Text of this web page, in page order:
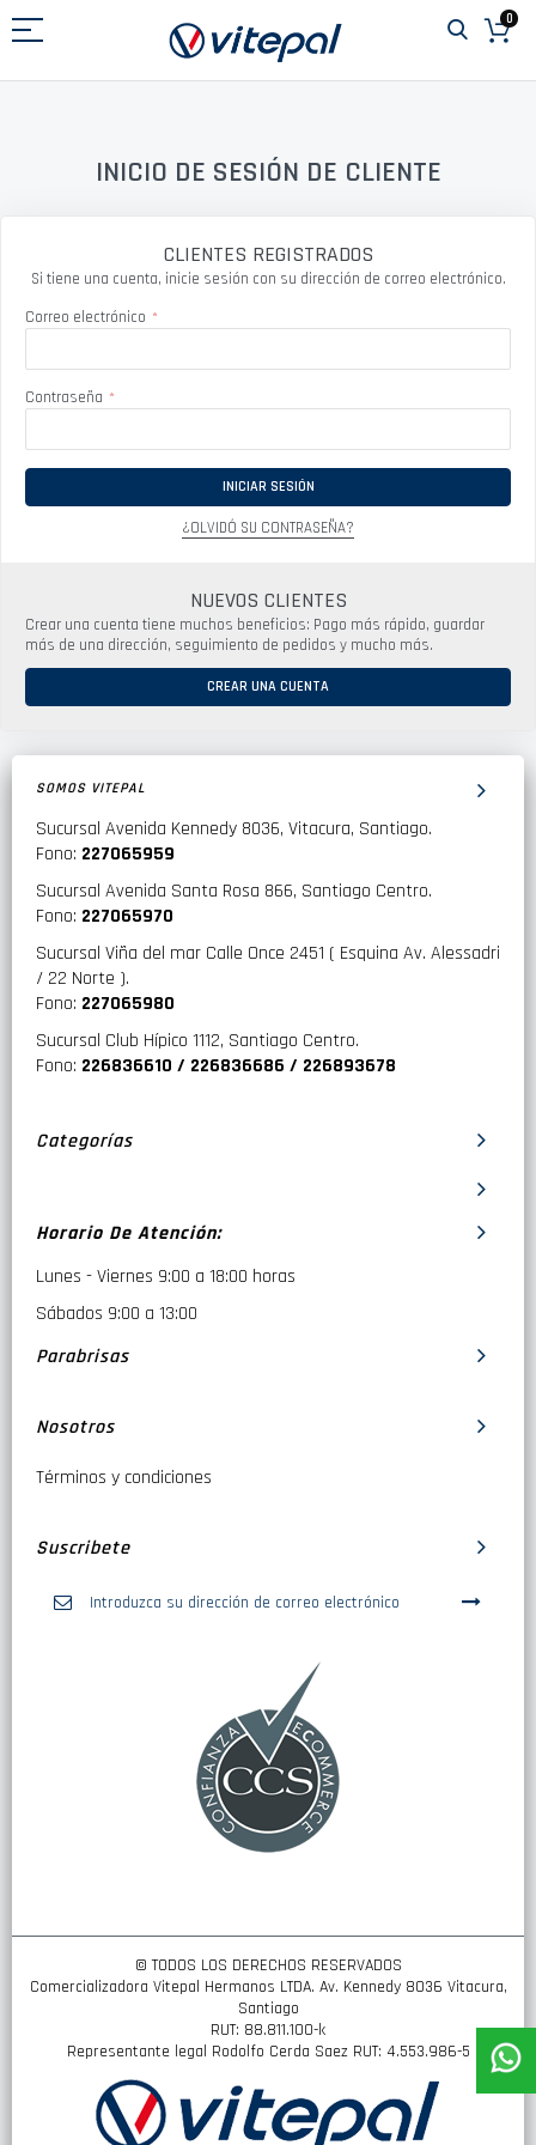
al
0
INICIO DE SESIÓN DE CLIENTE
CLIENTES REGISTRADOS
Si tiene una cuenta, inicie sesión con su dirección de correo electrónico.
Correo electrónico
Contraseña
INICIAR SESIÓN
¿OLVIDÓ SU CONTRASEÑA?
NUEVOS CLIENTES
Crear una cuenta tiene muchos beneficios: Pago más rápido, guardar
más de una dirección, seguimiento de pedidos y mucho más.
CREAR UNA CUENTA
SOMOS VITEPAL
Sucursal Avenida Kennedy 8036, Vitacura, Santiago.
Fono: 227065959
Sucursal Avenida Santa Rosa 866, Santiago Centro.
Fono: 227065970
Sucursal Viña del mar Calle Once 2451 ( Esquina Av. Alessadri
/ 22 Norte ).
Fono: 227065980
Sucursal Club Hípico 1112, Santiago Centro.
Fono: 226836610 / 226836686 / 226893678
Categorías
Horario De Atención:
Lunes - Viernes 9:00 a 18:00 horas
Sábados 9:00 a 13:00
Parabrisas
Nosotros
Términos y condiciones
Suscribete
© TODOS LOS DERECHOS RESERVADOS
Comercializadora Vitepal Hermanos LTDA. Av. Kennedy 8036 Vitacura,
Santiago
RUT: 88.811.100-k
Representante legal Rodolfo Cerda Saez RUT: 4.553.986-5